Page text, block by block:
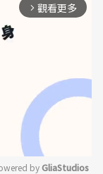
arrow_forward_ios 觀看更多
by GliaStudios